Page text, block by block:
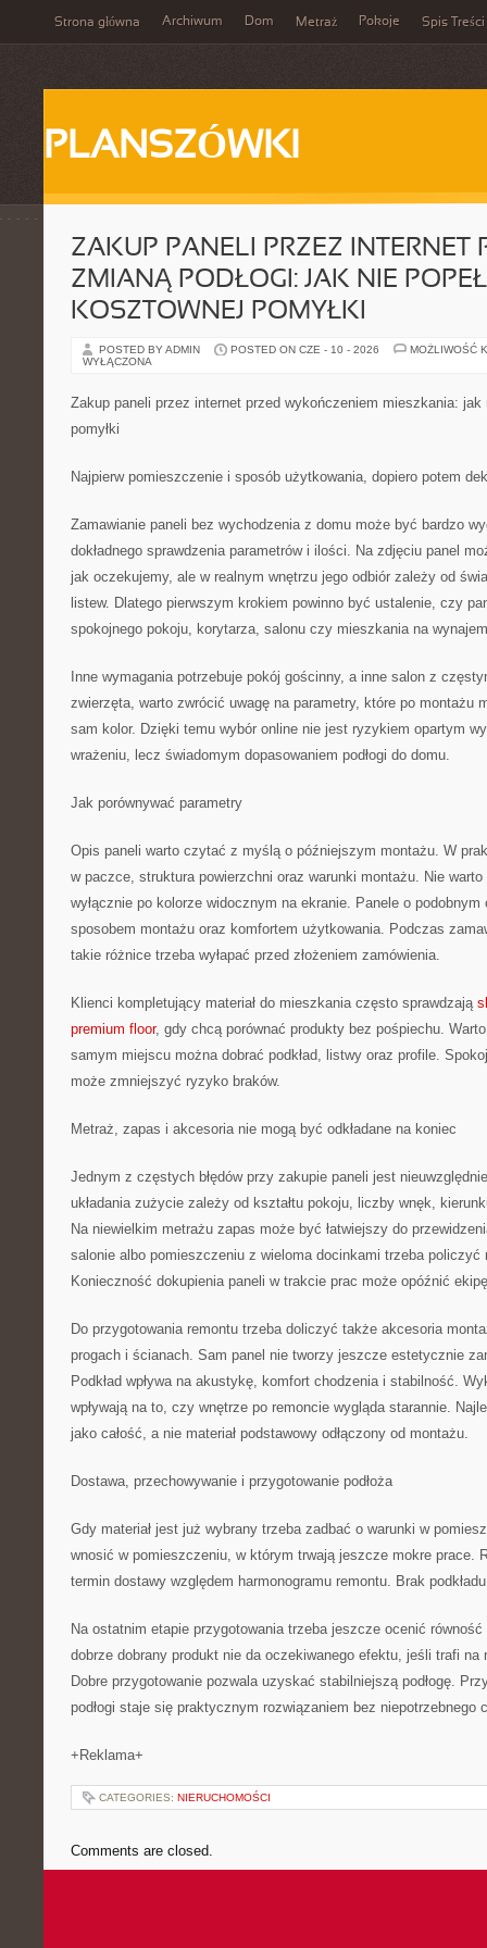
Strona główna Archiwum Dom Metraż Pokoje Spis Treści
PLANSZÓWKI
ZAKUP PANELI PRZEZ INTERNET
ZMIANĄ PODŁOGI: JAK NIE
KOSZTOWNEJ POMYŁKI
POSTED BY ADMIN POSTED ON CZE - 10 - 2026
MOŻLIWOŚĆ
WYŁĄCZONA
Zakup paneli przez internet przed wykończeniem mieszkania: jak
pomyłki
Najpierw pomieszczenie i sposób użytkowania, dopiero potem
Zamawianie paneli bez wychodzenia z domu może być bardzo
dokładnego sprawdzenia parametrów i ilości. Na zdjęciu panel
jak oczekujemy, ale w realnym wnętrzu jego odbiór zależy od
listew. Dlatego pierwszym krokiem powinno być ustalenie, czy
spokojnego pokoju, korytarza, salonu czy mieszkania na
Inne wymagania potrzebuje pokój gościnny, a inne salon z
zwierzęta, warto zwrócić uwagę na parametry, które po montażu
sam kolor. Dzięki temu wybór online nie jest ryzykiem opartym
wrażeniu, lecz świadomym dopasowaniem podłogi do domu.
Jak porównywać parametry
Opis paneli warto czytać z myślą o późniejszym montażu. W
w paczce, struktura powierzchni oraz warunki montażu. Nie warto
wyłącznie po kolorze widocznym na ekranie. Panele o
sposobem montażu oraz komfortem użytkowania. Podczas
takie różnice trzeba wyłapać przed złożeniem zamówienia.
Klienci kompletujący materiał do mieszkania często sprawdzają
premium floor, gdy chcą porównać produkty bez pośpiechu.
samym miejscu można dobrać podkład, listwy oraz profile.
może zmniejszyć ryzyko braków.
Metraż, zapas i akcesoria nie mogą być odkładane na koniec
Jednym z częstych błędów przy zakupie paneli jest
układania zużycie zależy od kształtu pokoju, liczby wnęk,
Na niewielkim metrażu zapas może być łatwiejszy do
salonie albo pomieszczeniu z wieloma docinkami trzeba policzyć
Konieczność dokupienia paneli w trakcie prac może opóźnić
Do przygotowania remontu trzeba doliczyć także akcesoria
progach i ścianach. Sam panel nie tworzy jeszcze estetycznie
Podkład wpływa na akustykę, komfort chodzenia i stabilność.
wpływają na to, czy wnętrze po remoncie wygląda starannie.
jako całość, a nie materiał podstawowy odłączony od montażu.
Dostawa, przechowywanie i przygotowanie podłoża
Gdy materiał jest już wybrany trzeba zadbać o warunki w
wnosić w pomieszczeniu, w którym trwają jeszcze mokre prace.
termin dostawy względem harmonogramu remontu. Brak
Na ostatnim etapie przygotowania trzeba jeszcze ocenić
dobrze dobrany produkt nie da oczekiwanego efektu, jeśli trafi na
Dobre przygotowanie pozwala uzyskać stabilniejszą podłogę.
podłogi staje się praktycznym rozwiązaniem bez niepotrzebnego
+Reklama+
CATEGORIES: NIERUCHOMOŚCI
Comments are closed.